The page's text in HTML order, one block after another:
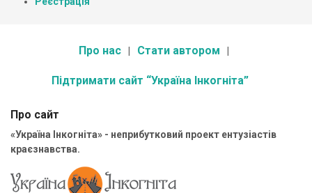
Про нас Стати автором
Підтримати сайт “Україна Інкогніта”
Про сайт
«Україна Інкогніта» - неприбутковий проект ентузіастів
краєзнавства.